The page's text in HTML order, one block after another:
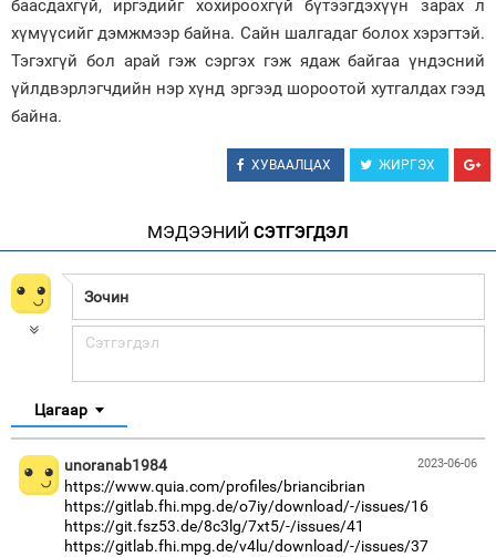
баасдахгүй, иргэдийг хохироохгүй бүтээгдэхүүн зарах л
хүмүүсийг дэмжмээр байна. Сайн шалгадаг болох хэрэгтэй.
Тэгэхгүй бол арай гэж сэргэх гэж ядаж байгаа үндэсний
үйлдвэрлэгчдийн нэр хүнд эргээд шороотой хутгалдах гээд
байна.
ХУВААЛЦАХ ЖИРГЭХ
МЭДЭЭНИЙ СЭТГЭГДЭЛ
Цагаар
2023-06-06
unoranab1984
https://www.quia.com/profiles/briancibrian
https://gitlab.fhi.mpg.de/o7iy/download/-/issues/16
https://git.fsz53.de/8c3lg/7xt5/-/issues/41
https://gitlab.fhi.mpg.de/v4lu/download/-/issues/37